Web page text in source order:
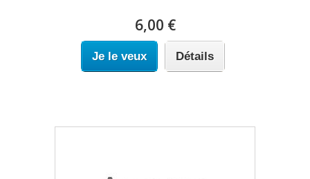
6,00 €
Je le veux Détails